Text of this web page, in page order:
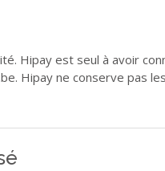
Hipay est seul à avoir
Hipay ne conserve pas